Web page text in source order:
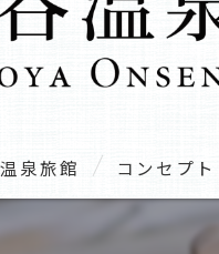
泉旅館 コンセプト